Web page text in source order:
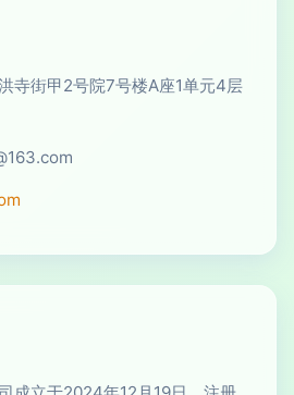
寺街甲2号院7号楼A座1单元4层